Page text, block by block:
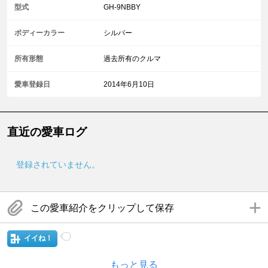
型式 GH-9NBBY
ボディーカラー シルバー
所有形態 過去所有のクルマ
愛車登録日 2014年6月10日
直近の愛車ログ
登録されていません。
この愛車紹介をクリップして保存
イイね！
もっと見る